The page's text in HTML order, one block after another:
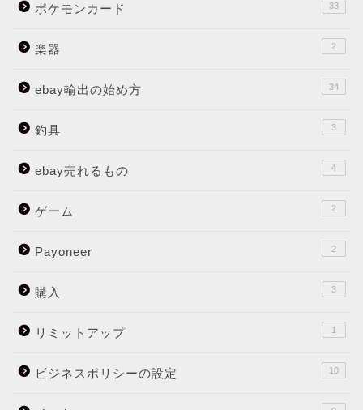
ポケモンカード 33
楽器 2
ebay輸出の始め方 34
釣具 3
ebay売れるもの 4
ゲーム 2
Payoneer 2
購入 3
リミットアップ 1
ビジネスポリシーの設定 10